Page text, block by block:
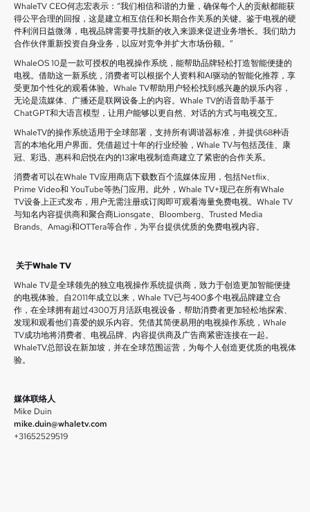
WhaleTV CEO何志宏表示：“我们相信和谐的力量，确保每个人的贡献都能获
得公平合理的回报，这是建立相互信任和长期合作关系的关键。鉴于电视的硬
件利润日益微薄，电视品牌需要寻找新的收入来源来促进业务增长。我们助力
合作伙伴重新投资自身业务，以应对竞争并扩大市场份额。”
WhaleOS 10是一款可授权的电视操作系统，能帮助品牌轻松打造智能便捷的
电视。借助这一新系统，消费者可以根据个人资料和AI驱动的智能化推荐，享
受更加个性化的观看体验。Whale TV帮助用户轻松找到感兴趣的娱乐内容，
无论是流媒体、广播还是联网设备上的内容。Whale TV的语音助手基于
ChatGPT和大语言模型，让用户能够以更自然、对话的方式与电视交互。
WhaleTV的操作系统适用于全球部署，支持所有调谐器标准，并提供68种语
言的本地化用户界面。凭借超过十年的行业经验，Whale TV与包括茂佳、康
冠、彩迅、惠科和启悦在内的13家电视制造商建立了紧密的合作关系。
消费者可以在Whale TV应用商店下载数百个流媒体应用，包括Netflix、
Prime Video和 YouTube等热门应用。此外，Whale TV+现已在所有Whale
TV设备上正式发布，用户无需注册或订阅即可观看海量免费电视。Whale TV
与知名内容提供商和聚合商Lionsgate、Bloomberg、Trusted Media
Brands、Amagi和OTTera等合作，为平台提供优质的免费电视内容。
关于Whale TV
Whale TV是全球领先的独立电视操作系统提供商，致力于创造更加智能便捷
的电视体验。自2011年成立以来，Whale TV已与400多个电视品牌建立合
作，在全球拥有超过4300万月活跃电视设备，帮助消费者更加轻松地探索、
发现和观看他们喜爱的娱乐内容。凭借其简便易用的电视操作系统，Whale
TV成功地将消费者、电视品牌、内容提供商及广告商紧密连接在一起。
WhaleTV总部设在新加坡，并在全球范围运营，为每个人创造更优质的电视体
验。
媒体联络人
Mike Duin
mike.duin@whaletv.com
+31652529519